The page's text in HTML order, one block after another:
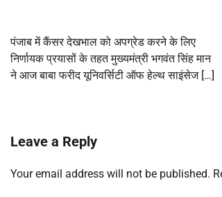
पंजाब में कैंसर देखभाल को अपग्रेड करने के लिए
निर्णायक प्रयासों के तहत मुख्यमंत्री भगवंत सिंह मान
ने आज बाबा फरीद यूनिवर्सिटी ऑफ हेल्थ साइंसेज […]
Leave a Reply
Your email address will not be published.